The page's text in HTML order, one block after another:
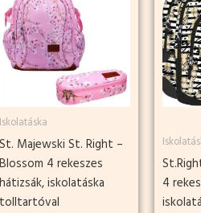
Iskolatáska
St. Majewski St. Right –
Blossom 4 rekeszes
hátizsák, iskolatáska
tolltartóval
4